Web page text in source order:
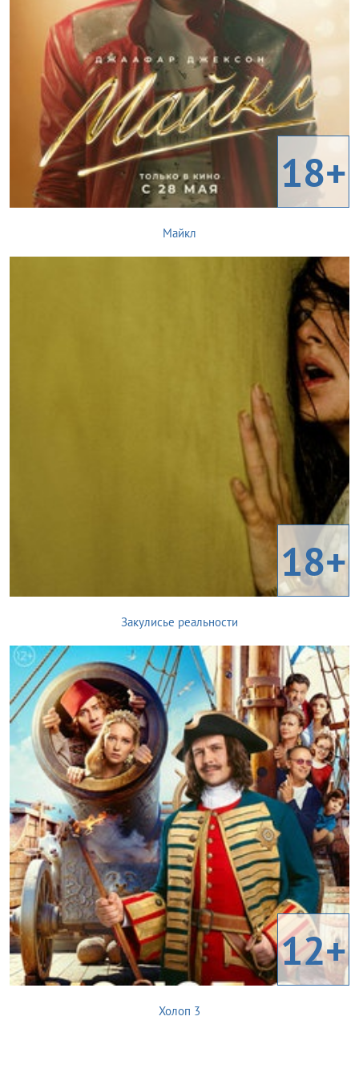
18+
Майкл
18+
Закулисье реальности
12+
Холоп 3